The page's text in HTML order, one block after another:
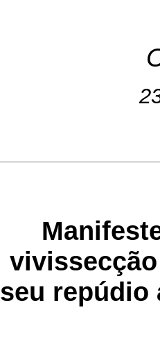
seu repúdio